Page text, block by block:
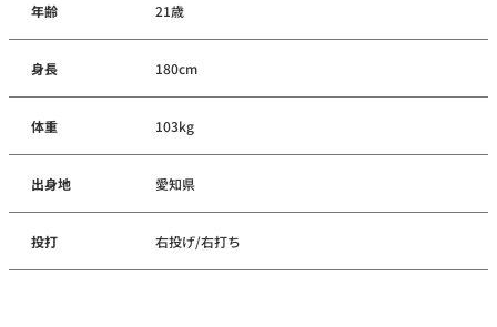
年齢 21歳
身長 180cm
体重 103kg
出身地 愛知県
投打 右投げ/右打ち